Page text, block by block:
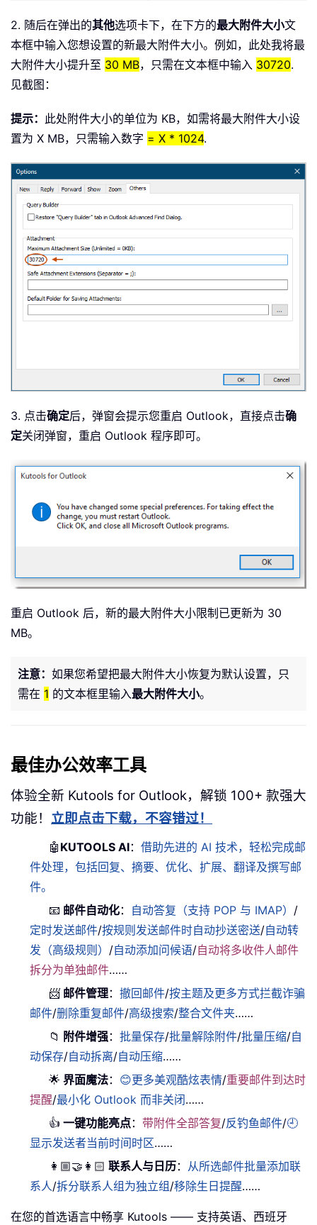
2. 随后在弹出的其他选项卡下，在下方的最大附件大小文
本框中输入您想设置的新最大附件大小。例如，此处我将最
大附件大小提升至 30 MB，只需在文本框中输入 30720.
见截图：
提示： 此处附件大小的单位为 KB，如需将最大附件大小设
置为 X MB，只需输入数字 = X * 1024.
3. 点击确定后，弹窗会提示您重启 Outlook，直接点击确
定关闭弹窗，重启 Outlook 程序即可。
重启 Outlook 后，新的最大附件大小限制已更新为 30
MB。
注意： 如果您希望把最大附件大小恢复为默认设置，只
需在 1 的文本框里输入最大附件大小。
最佳办公效率工具
体验全新 Kutools for Outlook，解锁 100+ 款强大
功能！ 立即点击下载，不容错过！
🤖 KUTOOLS AI：借助先进的 AI 技术，轻松完成邮
件处理，包括回复、摘要、优化、扩展、翻译及撰写邮
件。
📧 邮件自动化： 自动答复（支持 POP 与 IMAP） /
定时发送邮件/按规则发送邮件时自动抄送密送/自动转
发（高级规则） /自动添加问候语/自动将多收件人邮件
拆分为单独邮件……
📨 邮件管理：撤回邮件/按主题及更多方式拦截诈骗
邮件/删除重复邮件/高级搜索/整合文件夹……
📁 附件增强：批量保存/批量解除附件/批量压缩/自
动保存/自动拆离/自动压缩……
🌟 界面魔法： 😊更多美观酷炫表情/重要邮件到达时
提醒/最小化 Outlook 而非关闭……
👍 一键功能亮点：带附件全部答复/反钓鱼邮件/🕘
显示发送者当前时间时区……
👩🏼‍🤝‍👩🏻 联系人与日历： 从所选邮件批量添加联
系人/拆分联系人组为独立组 /移除生日提醒……
在您的首选语言中畅享 Kutools —— 支持英语、西班牙